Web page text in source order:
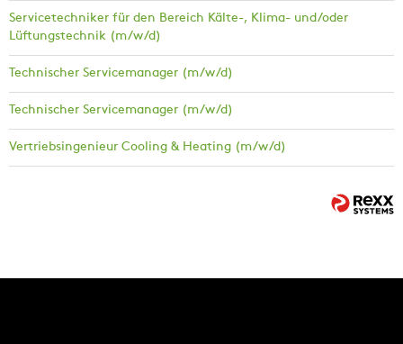
Servicetechniker für den Bereich Kälte-, Klima- und/oder
Lüftungstechnik (m/w/d)
Technischer Servicemanager (m/w/d)
Technischer Servicemanager (m/w/d)
Vertriebsingenieur Cooling & Heating (m/w/d)